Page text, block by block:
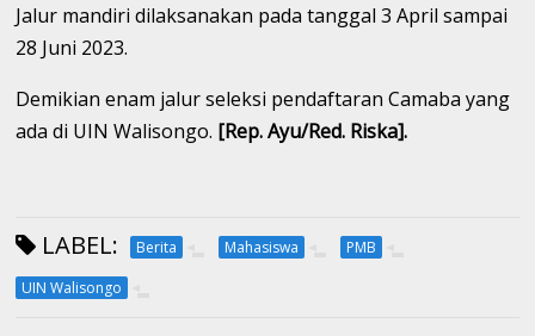
Jalur mandiri dilaksanakan pada tanggal 3 April sampai
28 Juni 2023.
Demikian enam jalur seleksi pendaftaran Camaba yang
ada di UIN Walisongo. [Rep. Ayu/Red. Riska].
LABEL: Berita Mahasiswa
PMB
UIN Walisongo